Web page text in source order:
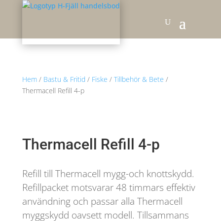
Hem/ Bastu & Fritid / Fiske / Tillbehör & Bete /
Thermacell Refill 4-p
Thermacell Refill 4-p
Refill till Thermacell mygg-och knottskydd.
Refillpacket motsvarar 48 timmars effektiv
användning och passar alla Thermacell
myggskydd oavsett modell. Tillsammans